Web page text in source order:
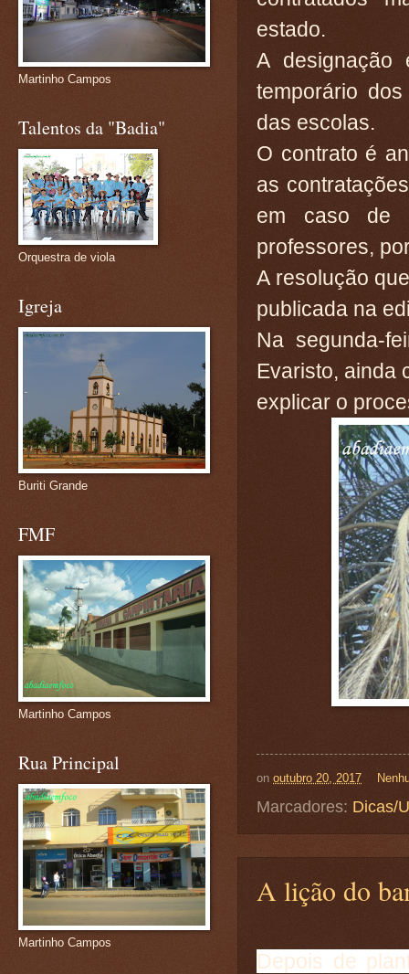
estado.
A designação
temporário
das escolas.
O contrato é
as
em caso de
professores,
A resolução
publicada na
Na segunda-
Evaristo, ainda
explicar o
on outubro 20, 2017
Marcadores: Dicas/
A lição do
Depois de
Martinho Campos
Talentos da "Badia"
Orquestra de viola
Igreja
Buriti Grande
FMF
Martinho Campos
Rua Principal
Martinho Campos